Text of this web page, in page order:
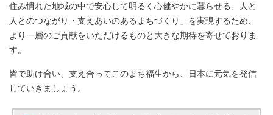
住み慣れた地域の中で安心して明るく心健やかに暮らせる、人と
人とのつながり・支えあいのあるまちづくり」を実現するため、
より一層のご貢献をいただけるものと大きな期待を寄せておりま
す。
皆で助け合い、支え合ってこのまち福生から、日本に元気を発信
していきましょう。